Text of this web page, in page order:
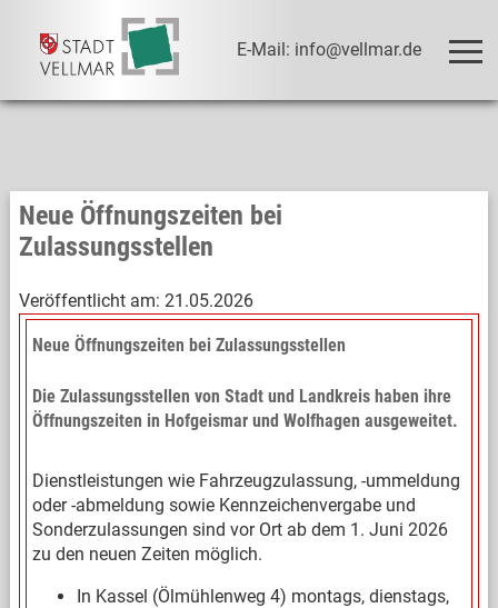
E-Mail: info@vellmar.de
Neue Öffnungszeiten bei
Zulassungsstellen
Veröffentlicht am: 21.05.2026
Neue Öffnungszeiten bei Zulassungsstellen
Die Zulassungsstellen von Stadt und Landkreis haben ihre
Öffnungszeiten in Hofgeismar und Wolfhagen ausgeweitet.
Dienstleistungen wie Fahrzeugzulassung, -ummeldung
oder -abmeldung sowie Kennzeichenvergabe und
Sonderzulassungen sind vor Ort ab dem 1. Juni 2026
zu den neuen Zeiten möglich.
In Kassel (Ölmühlenweg 4) montags, dienstags,